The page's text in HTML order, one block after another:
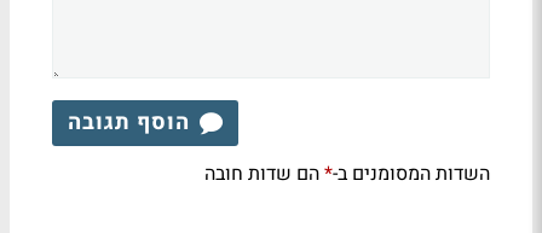
הוסף תגובה
השדות המסומנים ב-*הם שדות חובה